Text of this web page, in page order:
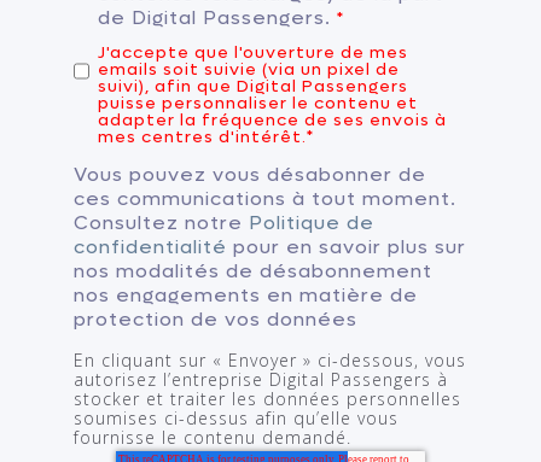
de Digital Passengers. *
J'accepte que l'ouverture de mes
emails soit suivie (via un pixel de
suivi), afin que Digital Passengers
puisse personnaliser le contenu et
adapter la fréquence de ses envois à
mes centres d'intérêt.*
Vous pouvez vous désabonner de
ces communications à tout moment.
Consultez notre Politique de
confidentialité pour en savoir plus sur
nos modalités de désabonnement
nos engagements en matière de
protection de vos données
En cliquant sur « Envoyer » ci-dessous, vous
autorisez l’entreprise Digital Passengers à
stocker et traiter les données personnelles
soumises ci-dessus afin qu’elle vous
fournisse le contenu demandé.